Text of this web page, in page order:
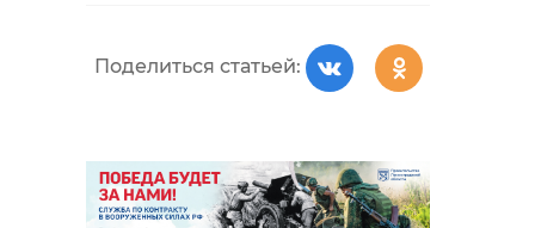
Поделиться статьей:
Фото:
https://t.me/kazdoytvaripopare/4585